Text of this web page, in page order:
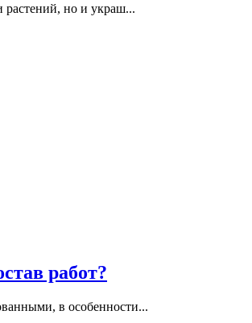
растений, но и украш...
работ?
в особенности...